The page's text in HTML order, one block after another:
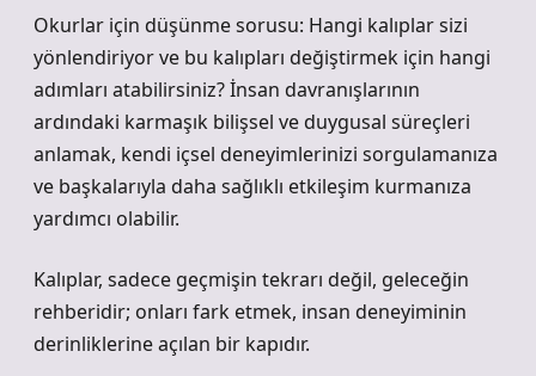
Okurlar için düşünme sorusu: Hangi kalıplar sizi
yönlendiriyor ve bu kalıpları değiştirmek için hangi
adımları atabilirsiniz? İnsan davranışlarının
ardındaki karmaşık bilişsel ve duygusal süreçleri
anlamak, kendi içsel deneyimlerinizi sorgulamanıza
ve başkalarıyla daha sağlıklı etkileşim kurmanıza
yardımcı olabilir.
Kalıplar, sadece geçmişin tekrarı değil, geleceğin
rehberidir; onları fark etmek, insan deneyiminin
derinliklerine açılan bir kapıdır.